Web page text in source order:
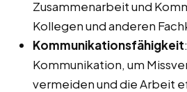
Zusammenarbeit und
Kollegen und anderen
Kommunikationsfähigkeit
Kommunikation, um
vermeiden und die Arbeit